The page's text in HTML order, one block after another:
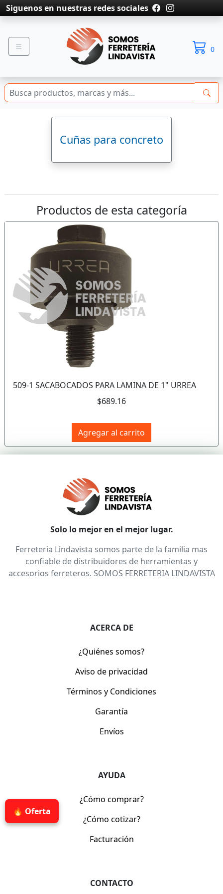
🔥 Oferta
Siguenos en nuestras redes sociales
0
Cuñas para concreto
Productos de esta categoría
509-1 SACABOCADOS PARA LAMINA DE 1" URREA
$689.16
Agregar al carrito
Solo lo mejor en el mejor lugar.
Ferreteria Lindavista somos parte de la familia mas
confiable de distribuidores de herramientas y
accesorios ferreteros. SOMOS FERRETERIA LINDAVISTA
ACERCA DE
¿Quiénes somos?
Aviso de privacidad
Términos y Condiciones
Garantía
Envíos
AYUDA
¿Cómo comprar?
¿Cómo cotizar?
Facturación
CONTACTO